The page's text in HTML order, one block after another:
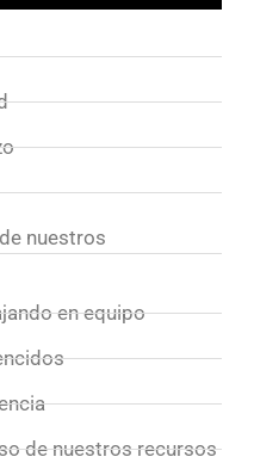
nuestros
en equipo
de nuestros recursos